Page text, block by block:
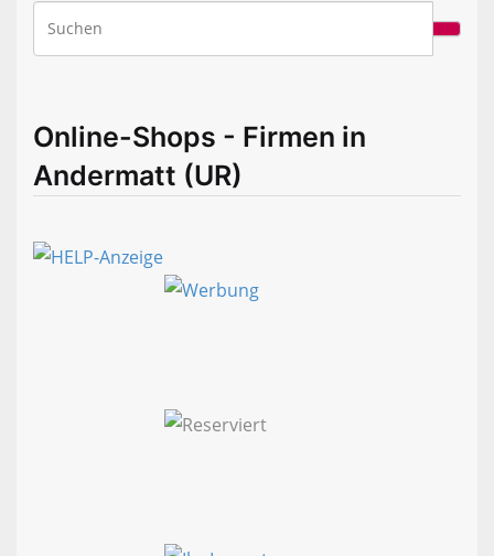
Online-Shops - Firmen in
Andermatt (UR)